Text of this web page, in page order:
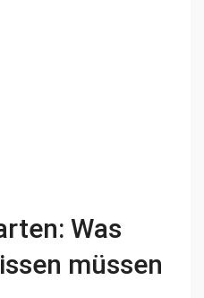
Was
müssen